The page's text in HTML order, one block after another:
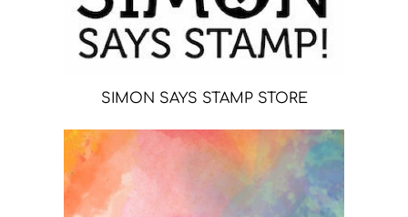
SIMON SAYS STAMP STORE